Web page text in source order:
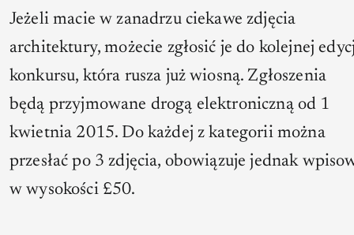
Jeżeli macie w zanadrzu ciekawe zdjęcia
architektury, możecie zgłosić je do kolejnej
konkursu, która rusza już wiosną. Zgłoszenia
będą przyjmowane drogą elektroniczną od 1
kwietnia 2015. Do każdej z kategorii można
przesłać po 3 zdjęcia, obowiązuje jednak
w wysokości £50.